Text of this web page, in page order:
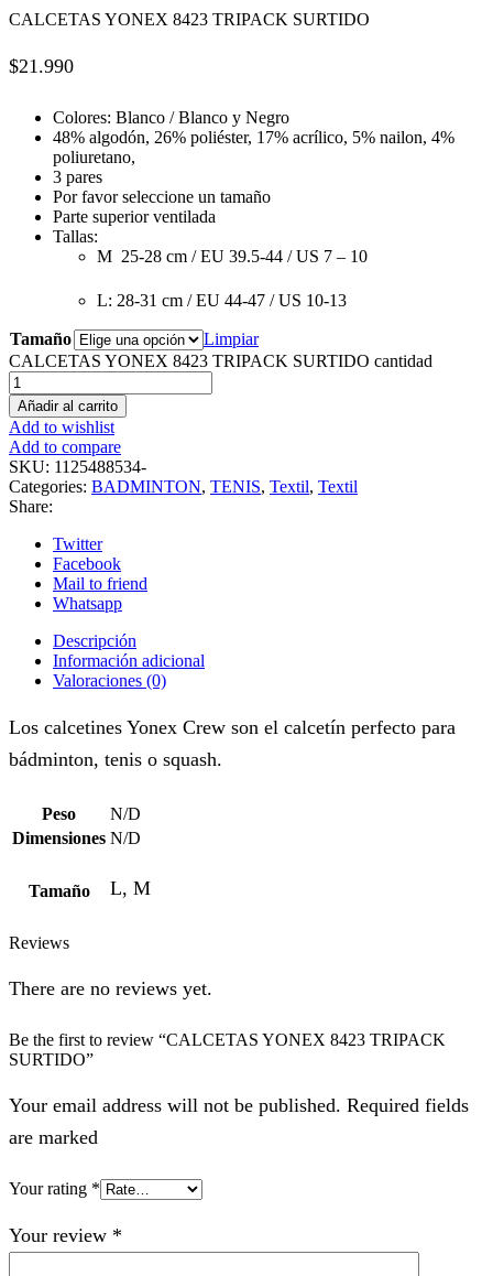
CALCETAS YONEX 8423 TRIPACK SURTIDO
$21.990
Colores: Blanco / Blanco y Negro
48% algodón, 26% poliéster, 17% acrílico, 5% nailon, 4%
poliuretano,
3 pares
Por favor seleccione un tamaño
Parte superior ventilada
Tallas:
M 25-28 cm / EU 39.5-44 / US 7 – 10
L: 28-31 cm / EU 44-47 / US 10-13
Tamaño
Limpiar
CALCETAS YONEX 8423 TRIPACK SURTIDO cantidad
Añadir al carrito
Add to wishlist
Add to compare
SKU: 1125488534-
Categories: BADMINTON, TENIS, Textil, Textil
Share:
Twitter
Facebook
Mail to friend
Whatsapp
Descripción
Información adicional
Valoraciones (0)
Los calcetines Yonex Crew son el calcetín perfecto para
bádminton, tenis o squash.
Peso
N/D
Dimensiones N/D
Tamaño L, M
Reviews
There are no reviews yet.
Be the first to review “CALCETAS YONEX 8423 TRIPACK
SURTIDO”
Your email address will not be published. Required fields
are marked
Your rating *
Your review *